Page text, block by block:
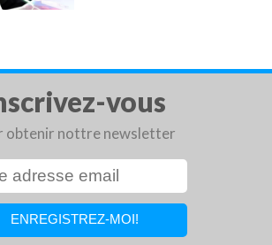
vous
obtenir nottre newsletter